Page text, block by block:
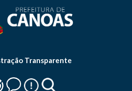
Transparente